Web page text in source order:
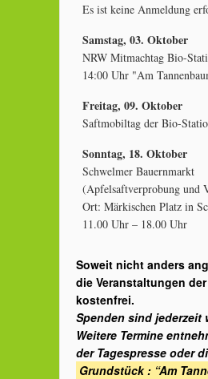
Es ist keine Anmeldung
Samstag, 03. Oktober
NRW Mitmachtag Bio-
14:00 Uhr "Am
Freitag, 09. Oktober
Saftmobiltag der Bio-
Sonntag, 18. Oktober
Schwelmer Bauernmarkt
(Apfelsaftverprobung und
Ort: Märkischen Platz in
11.00 Uhr – 18.00 Uhr
Soweit nicht anders
die Veranstaltungen der
kostenfrei.
Spenden sind jederzeit
Weitere Termine
der Tagespresse oder
Grundstück : “Am